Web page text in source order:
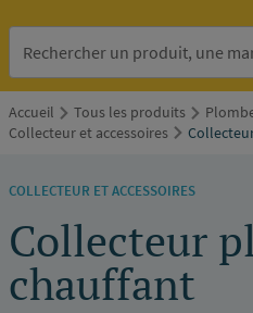
Accueil Tous les produits
Collecteur et accessoires
COLLECTEUR ET ACCESSOIRES
Collecteur
chauffant